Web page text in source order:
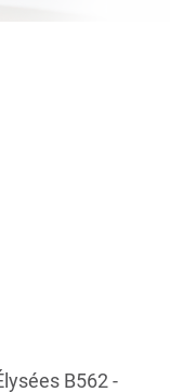
B562 -